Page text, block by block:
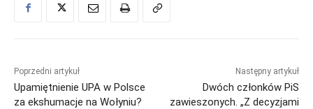
Poprzedni artykuł
Upamiętnienie UPA w Polsce
za ekshumacje na Wołyniu?
Następny artykuł
Dwóch członków PiS
zawieszonych. „Z decyzjami